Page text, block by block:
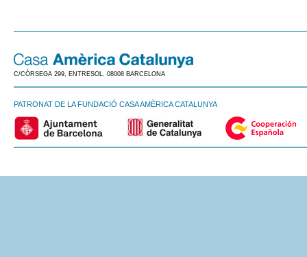
C/CÒRSEGA 299, ENTRESOL. 08008 BARCELONA
PATRONAT DE LA FUNDACIÓ CASA AMÈRICA CATALUNYA